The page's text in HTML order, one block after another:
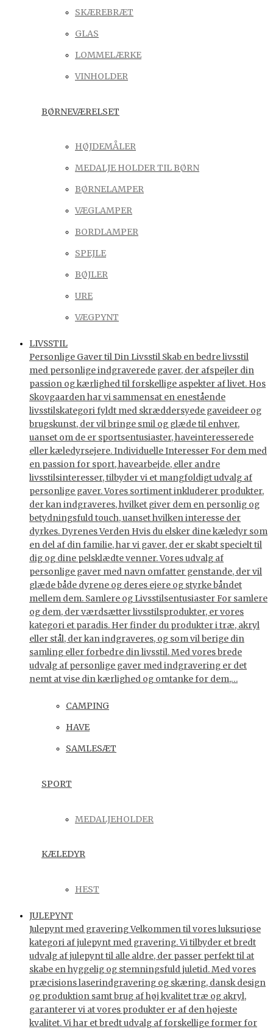
SKÆREBRÆT
GLAS
LOMMELÆRKE
VINHOLDER
BØRNEVÆRELSET
HØJDEMÅLER
MEDALJE HOLDER TIL BØRN
BØRNELAMPER
VÆGLAMPER
BORDLAMPER
SPEJLE
BØJLER
URE
VÆGPYNT
LIVSSTIL
Personlige Gaver til Din Livsstil Skab en bedre livsstil
med personlige indgraverede gaver, der afspejler din
passion og kærlighed til forskellige aspekter af livet. Hos
Skovgaarden har vi sammensat en enestående
livsstilskategori fyldt med skræddersyede gaveideer og
brugskunst, der vil bringe smil og glæde til enhver,
uanset om de er sportsentusiaster, haveinteresserede
eller kæledyrsejere. Individuelle Interesser For dem med
en passion for sport, havearbejde, eller andre
livsstilsinteresser, tilbyder vi et mangfoldigt udvalg af
personlige gaver. Vores sortiment inkluderer produkter,
der kan indgraveres, hvilket giver dem en personlig og
betydningsfuld touch, uanset hvilken interesse der
dyrkes. Dyrenes Verden Hvis du elsker dine kæledyr som
en del af din familie, har vi gaver, der er skabt specielt til
dig og dine pelsklædte venner. Vores udvalg af
personlige gaver med navn omfatter genstande, der vil
glæde både dyrene og deres ejere og styrke båndet
mellem dem. Samlere og Livsstilsentusiaster For samlere
og dem, der værdsætter livsstilsprodukter, er vores
kategori et paradis. Her finder du produkter i træ, akryl
eller stål, der kan indgraveres, og som vil berige din
samling eller forbedre din livsstil. Med vores brede
udvalg af personlige gaver med indgravering er det
nemt at vise din kærlighed og omtanke for dem,…
CAMPING
HAVE
SAMLESÆT
SPORT
MEDALJEHOLDER
KÆLEDYR
HEST
JULEPYNT
Julepynt med gravering Velkommen til vores luksuriøse
kategori af julepynt med gravering. Vi tilbyder et bredt
udvalg af julepynt til alle aldre, der passer perfekt til at
skabe en hyggelig og stemningsfuld juletid. Med vores
præcisions laserindgravering og skæring, dansk design
og produktion samt brug af høj kvalitet træ og akryl,
garanterer vi at vores produkter er af den højeste
kvalitet. Vi har et bredt udvalg af forskellige former for